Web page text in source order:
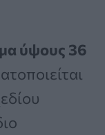
ύψους 36